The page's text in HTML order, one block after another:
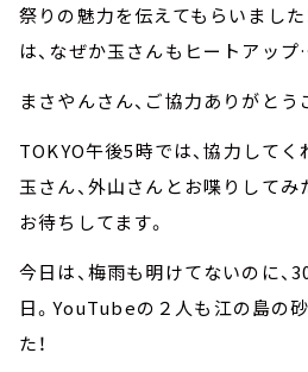
祭りの魅力を伝えてもらいまし
は、なぜか玉さんもヒートアップ
まさやんさん、ご協力ありがとう
TOKYO午後5時では、協力してく
玉さん、外山さんとお喋りしてみ
お待ちしてます。
今日は、梅雨も明けてないのに
日。YouTubeの２人も江の島の
た！